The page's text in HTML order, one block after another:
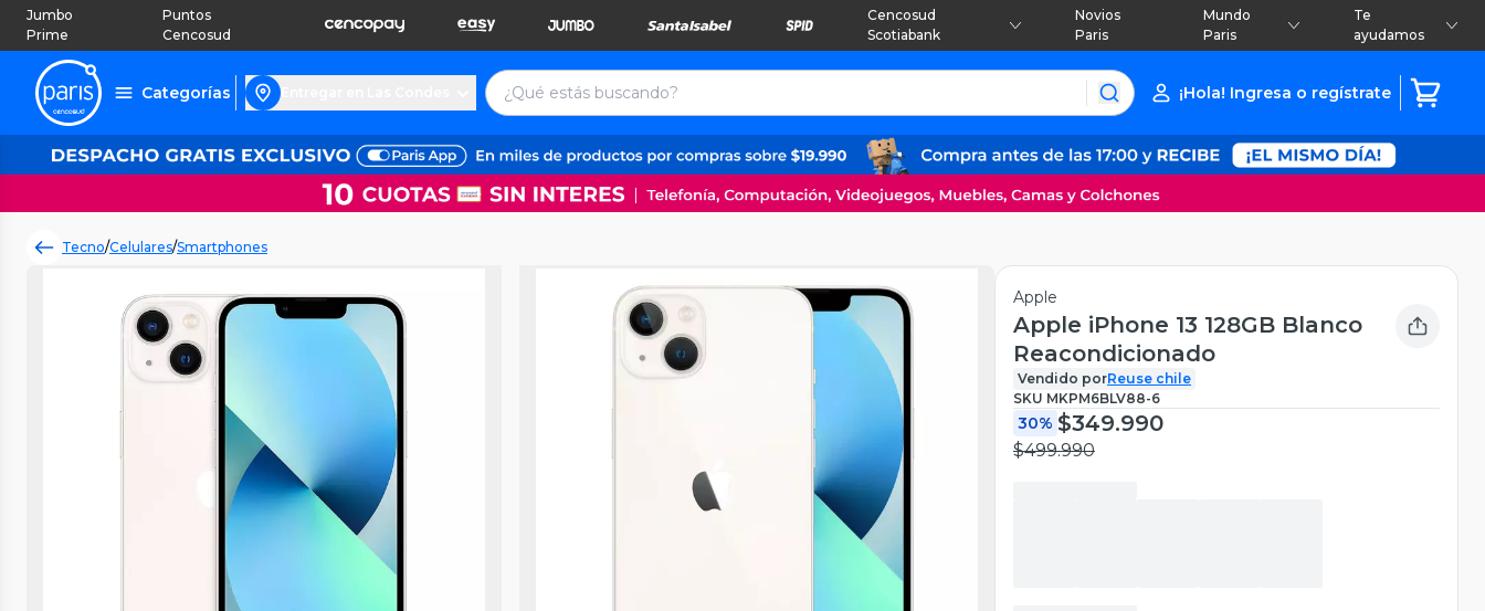
Jumbo
Prime
Puntos
Cencosud
Cencosud
Scotiabank
Novios
Paris
Mundo
Paris
Te
ayudamos
Categorías ¡Hola! Ingresa o regístrate
Tecno/Celulares/Smartphones
Apple
Apple iPhone 13 128GB Blanco
Reacondicionado
Vendido porReuse chile
SKU MKPM6BLV88-6
30% $349.990
$499.990